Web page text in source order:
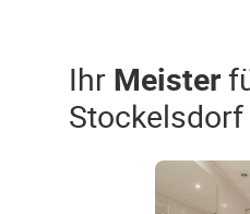
Ihr Meister
Stockelsdorf